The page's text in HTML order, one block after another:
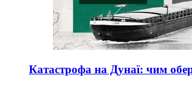
Катастрофа на Дунаї: чим